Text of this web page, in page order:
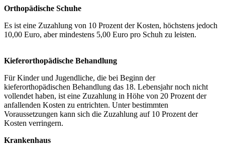
Orthopädische Schuhe
Es ist eine Zuzahlung von 10 Prozent der Kosten, höchstens jedoch
10,00 Euro, aber mindestens 5,00 Euro pro Schuh zu leisten.
Kieferorthopädische Behandlung
Für Kinder und Jugendliche, die bei Beginn der
kieferorthopädischen Behandlung das 18. Lebensjahr noch nicht
vollendet haben, ist eine Zuzahlung in Höhe von 20 Prozent der
anfallenden Kosten zu entrichten. Unter bestimmten
Voraussetzungen kann sich die Zuzahlung auf 10 Prozent der
Kosten verringern.
Krankenhaus